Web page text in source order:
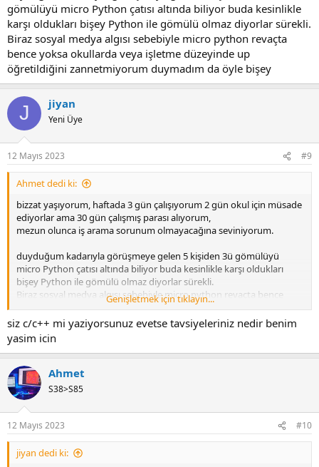
gömülüyü micro Python çatısı altında biliyor buda kesinlikle
karşı oldukları bişey Python ile gömülü olmaz diyorlar sürekli.
Biraz sosyal medya algısı sebebiyle micro python revaçta
bence yoksa okullarda veya işletme düzeyinde up
öğretildiğini zannetmiyorum duymadım da öyle bişey
J jiyan
Yeni Üye
12 Mayıs 2023 #9
Ahmet dedi ki:
bizzat yaşıyorum, haftada 3 gün çalışıyorum 2 gün okul için müsade
ediyorlar ama 30 gün çalışmış parası alıyorum,
mezun olunca iş arama sorunum olmayacağına seviniyorum.
duyduğum kadarıyla görüşmeye gelen 5 kişiden 3ü gömülüyü
micro Python çatısı altında biliyor buda kesinlikle karşı oldukları
bişey Python ile gömülü olmaz diyorlar sürekli.
Biraz sosyal medya algısı sebebiyle micro python revaçta bence
yoksa okullarda veya işletme düzeyinde up öğretildiğini
zannetmiyorum duymadım da öyle bişey
Genişletmek için tıklayın...
siz c/c++ mi yaziyorsunuz evetse tavsiyeleriniz nedir benim
yasim icin
Ahmet
S38>S85
12 Mayıs 2023 #10
jiyan dedi ki: